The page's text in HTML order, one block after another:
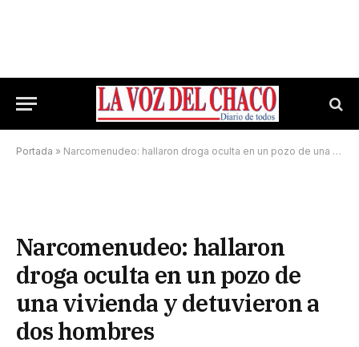
Portada » Narcomenudeo: hallaron droga oculta en un pozo de una vivienda y detuvieron a dos hombres
Narcomenudeo: hallaron
droga oculta en un pozo de
una vivienda y detuvieron a
dos hombres